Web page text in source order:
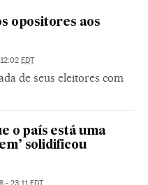
opositores aos
EDT
de seus eleitores com
o país está uma
solidificou
- 23:11 EDT